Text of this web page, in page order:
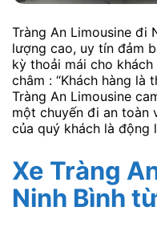
Tràng An Limousine đi
lượng cao, uy tín đảm
kỳ thoải mái cho
châm : “Khách hàng là
Tràng An Limousine
một chuyến đi an toàn
của quý khách là động
Xe Tràng
Ninh Bình